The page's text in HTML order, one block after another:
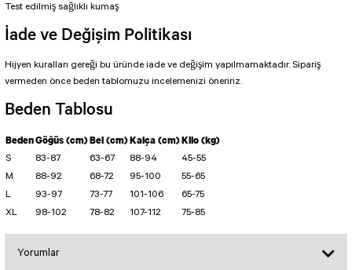
Biker Tayt Simple
ŞORTLAR
Kapri Taytlar
TENIS TULUMU
Kemerli Tulum
Şort OSLO Tulum
Uzun Kollu Tulum
Test edilmiş sağlıklı kumaş
İade ve Değişim Politikası
Hijyen kuralları gereği bu üründe iade ve değişim yapılmamaktadır. Sipariş
vermeden önce beden tablomuzu incelemenizi öneririz.
Beden Tablosu
BedenGöğüs (cm)Bel (cm)Kalça (cm)Kilo (kg)
S 83-87 63-67 88-94
45-55
M
88-92 68-72 95-100
55-65
L
93-97 73-77 101-106
65-75
XL
98-102 78-82 107-112 75-85
Yorumlar